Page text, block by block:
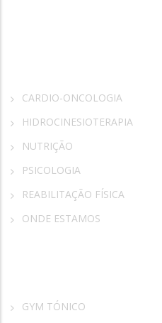
CARDIO-ONCOLOGIA
HIDROCINESIOTERAPIA
NUTRIÇÃO
PSICOLOGIA
REABILITAÇÃO FÍSICA
ONDE ESTAMOS
GYM TÓNICO